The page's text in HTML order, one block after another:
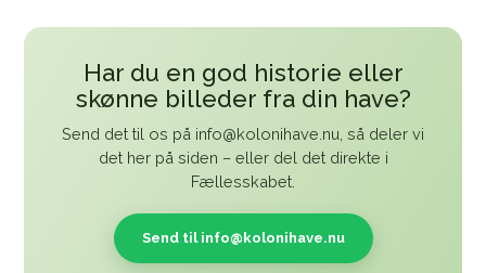
Har du en god historie eller
skønne billeder fra din have?
Send det til os på info@kolonihave.nu, så deler vi
det her på siden – eller del det direkte i
Fællesskabet.
Send til info@kolonihave.nu